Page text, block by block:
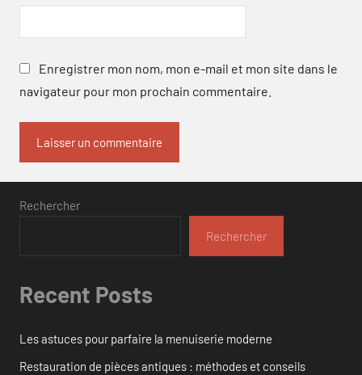
Enregistrer mon nom, mon e-mail et mon site dans le
navigateur pour mon prochain commentaire.
Rechercher
Rechercher
Recent Posts
Les astuces pour parfaire la menuiserie moderne
Restauration de pièces antiques : méthodes et conseils